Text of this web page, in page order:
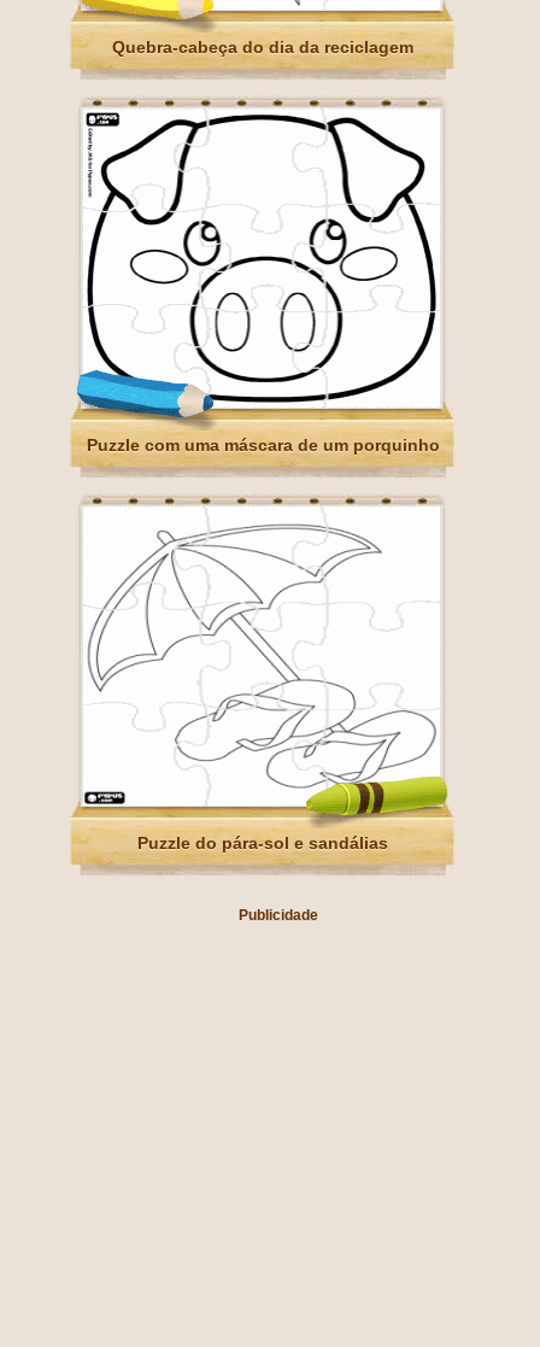
Quebra-cabeça do dia da reciclagem
Puzzle com uma máscara de um porquinho
Puzzle do pára-sol e sandálias
Publicidade